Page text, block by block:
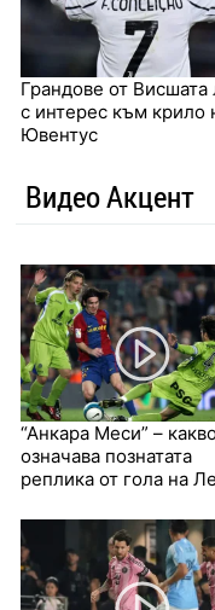
Грандове от Висшата
с интерес към крило
Ювентус
Видео Акцент
“Анкара Меси” –
означава познатата
реплика от гола на